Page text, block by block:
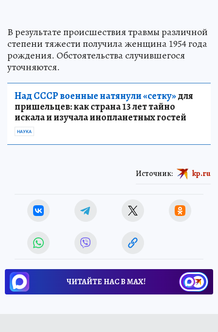
В результате происшествия травмы различной
степени тяжести получила женщина 1954 года
рождения. Обстоятельства случившегося
уточняются.
Над СССР военные натянули «сетку»для
пришельцев: как страна 13 лет тайно
искала и изучала инопланетных гостей
НАУКА
Источник: kp.ru
ЧИТАЙТЕ НАС В МАХ!